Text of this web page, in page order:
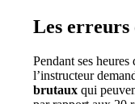
Les erreurs
Pendant ses
l’instructeur
brutaux qui